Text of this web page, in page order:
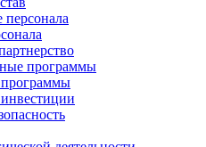
программы